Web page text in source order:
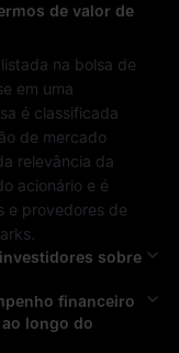
de valor de
na bolsa de
em uma
é classificada
de mercado
acionário e é
e provedores de
sobre
financeiro
longo do